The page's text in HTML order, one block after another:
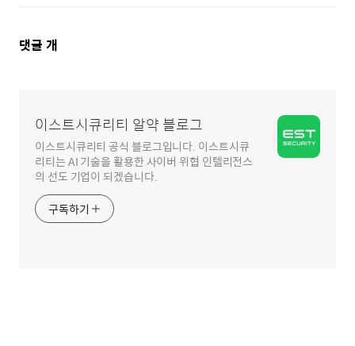
댓
댓글 개
이스트시큐리티 알약 블로그
이스트시큐리티 공식 블로그입니다. 이스트시큐
리티는 AI 기술을 활용한 사이버 위협 인텔리전스
의 선도 기업이 되겠습니다.
구독하기